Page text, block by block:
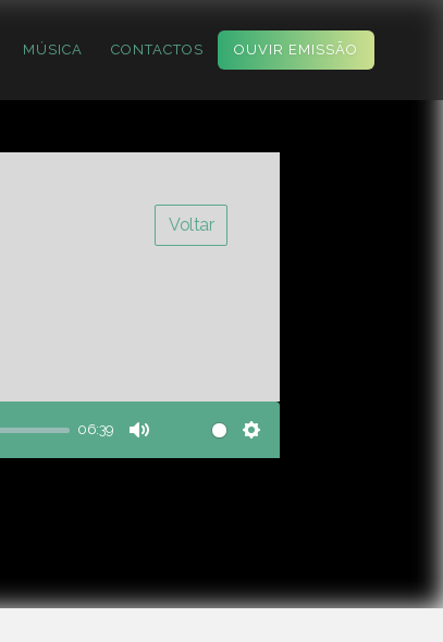
MÚSICA CONTACTOS OUVIR EMISSÃO
Voltar
06:39
Mute Settings